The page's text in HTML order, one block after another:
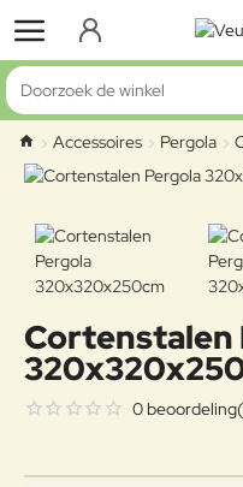
Doorzoek de winkel
home
Accessoires Pergola
Cortenstalen
0